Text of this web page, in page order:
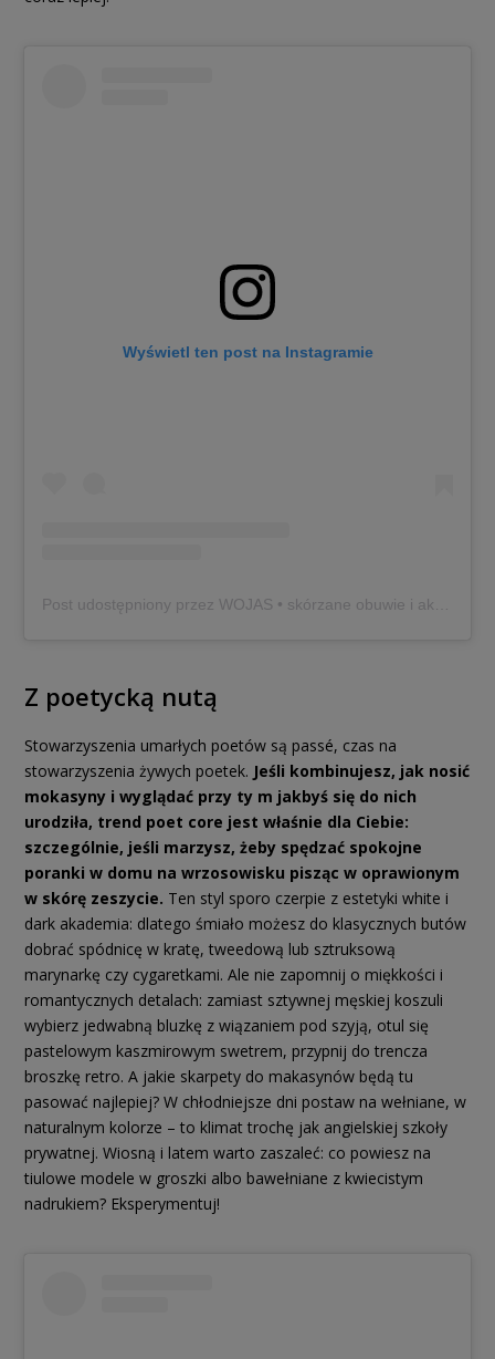
Wyświetl ten post na Instagramie
Z poetycką nutą
Stowarzyszenia umarłych poetów są passé, czas na
stowarzyszenia żywych poetek. Jeśli kombinujesz, jak nosić
mokasyny i wyglądać przy ty m jakbyś się do nich
urodziła, trend poet core jest właśnie dla Ciebie:
szczególnie, jeśli marzysz, żeby spędzać spokojne
poranki w domu na wrzosowisku pisząc w oprawionym
w skórę zeszycie. Ten styl sporo czerpie z estetyki white i
dark akademia: dlatego śmiało możesz do klasycznych butów
dobrać spódnicę w kratę, tweedową lub sztruksową
marynarkę czy cygaretkami. Ale nie zapomnij o miękkości i
romantycznych detalach: zamiast sztywnej męskiej koszuli
wybierz jedwabną bluzkę z wiązaniem pod szyją, otul się
pastelowym kaszmirowym swetrem, przypnij do trencza
broszkę retro. A jakie skarpety do makasynów będą tu
pasować najlepiej? W chłodniejsze dni postaw na wełniane, w
naturalnym kolorze – to klimat trochę jak angielskiej szkoły
prywatnej. Wiosną i latem warto zaszaleć: co powiesz na
tiulowe modele w groszki albo bawełniane z kwiecistym
nadrukiem? Eksperymentuj!